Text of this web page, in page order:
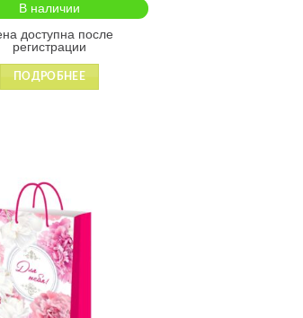
В наличии
доступна после
регистрации
ПОДРОБНЕЕ
Добавить